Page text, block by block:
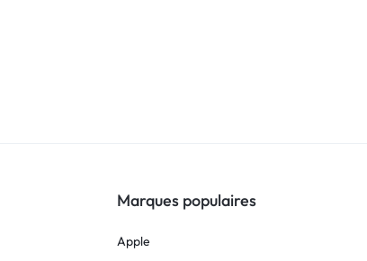
Marques populaires
Apple